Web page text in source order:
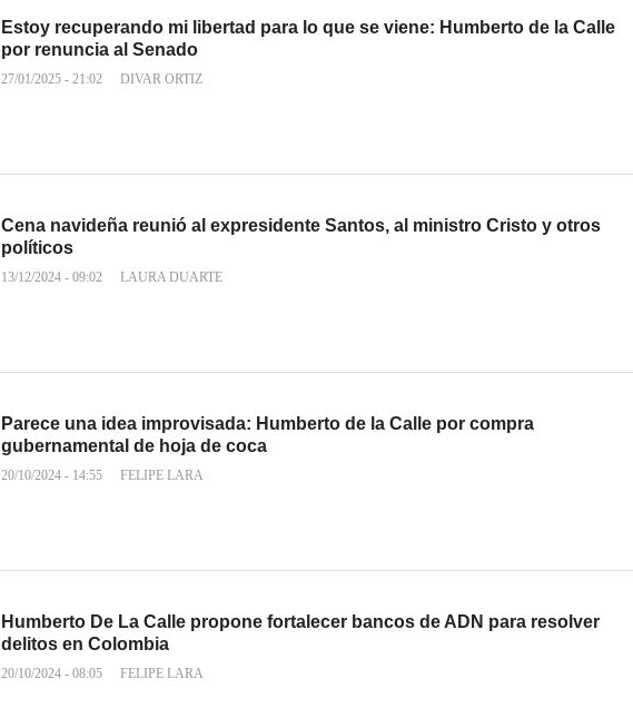
Estoy recuperando mi libertad para lo que se viene: Humberto de la Calle
por renuncia al Senado
27/01/2025 - 21:02 DIVAR ORTIZ
Cena navideña reunió al expresidente Santos, al ministro Cristo y otros
políticos
13/12/2024 - 09:02 LAURA DUARTE
Parece una idea improvisada: Humberto de la Calle por compra
gubernamental de hoja de coca
20/10/2024 - 14:55 FELIPE LARA
Humberto De La Calle propone fortalecer bancos de ADN para resolver
delitos en Colombia
20/10/2024 - 08:05 FELIPE LARA